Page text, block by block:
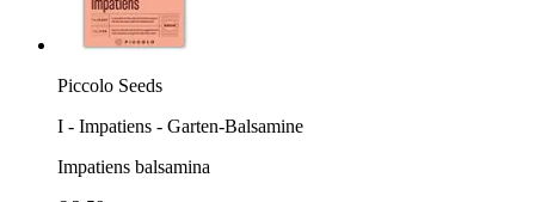
Piccolo Seeds
I - Impatiens - Garten-Balsamine
Impatiens balsamina